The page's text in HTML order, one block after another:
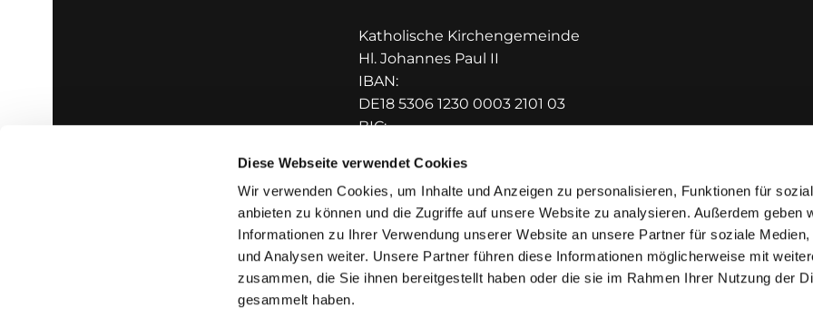
Diese Webseite verwendet Cookies
Wir verwenden Cookies, um Inhalte und Anzeigen zu personalisieren, Funktionen für
anbieten zu können und die Zugriffe auf unsere Website zu analysieren. Außerdem geben
Informationen zu Ihrer Verwendung unserer Website an unsere Partner für soziale Medien,
und Analysen weiter. Unsere Partner führen diese Informationen möglicherweise mit
zusammen, die Sie ihnen bereitgestellt haben oder die sie im Rahmen Ihrer Nutzung der
gesammelt haben.
Katholische Kirchengemeinde
Hl. Johannes Paul II
IBAN:
DE18 5306 1230 0003 2101 03
BIC:
Impressum Datenschutzerklärung ChurchDesk-